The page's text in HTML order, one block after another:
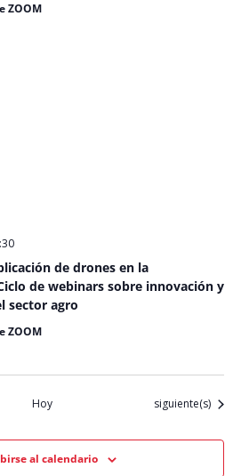
ZOOM
de drones en la
de webinars sobre innovación y
sector agro
ZOOM
Hoy Eventos
siguiente(s)
al calendario